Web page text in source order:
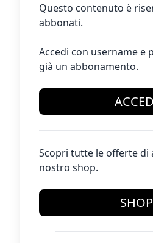
Questo contenuto è
abbonati.
Accedi con username e
già un abbonamento.
Scopri tutte le offerte di
nostro shop.
SHOP